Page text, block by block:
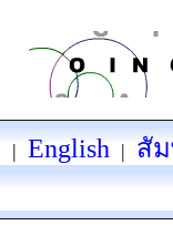
| English | สั